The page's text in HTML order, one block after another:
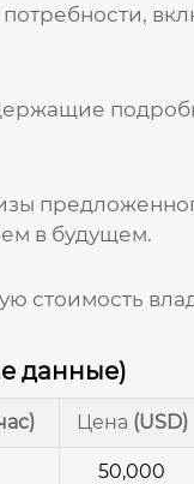
в будущем.
стоимость
данные)
Цена (USD)
50,000